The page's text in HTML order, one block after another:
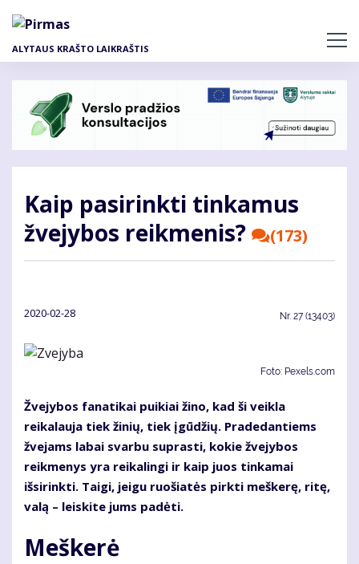
pagrindinį
ALYTAUS KRAŠTO LAIKRAŠTIS
Kaip pasirinkti tinkamus
žvejybos reikmenis?
(173)
2020-02-28 Nr. 27 (13403)
Foto: Pexels.com
Žvejybos fanatikai puikiai žino, kad ši veikla
reikalauja tiek žinių, tiek įgūdžių. Pradedantiems
žvejams labai svarbu suprasti, kokie žvejybos
reikmenys yra reikalingi ir kaip juos tinkamai
išsirinkti. Taigi, jeigu ruošiatės pirkti meškerę, ritę,
valą – leiskite jums padėti.
Meškerė